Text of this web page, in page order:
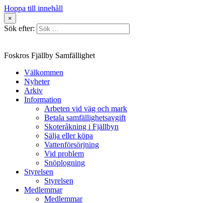
Hoppa till innehåll
×
Sök efter:
Foskros Fjällby Samfällighet
Välkommen
Nyheter
Arkiv
Information
Arbeten vid väg och mark
Betala samfällighetsavgift
Skoteråkning i Fjällbyn
Sälja eller köpa
Vattenförsörjning
Vid problem
Snöplogning
Styrelsen
Styrelsen
Medlemmar
Medlemmar